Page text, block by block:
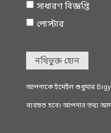
সাধারণ বিজ্ঞপ্তি
পোস্টার
নথিভুক্ত হোন
আপনাকে ইমেইল শুধুমাত্র
ব্যবহৃত হবে। আপনার তথ্য